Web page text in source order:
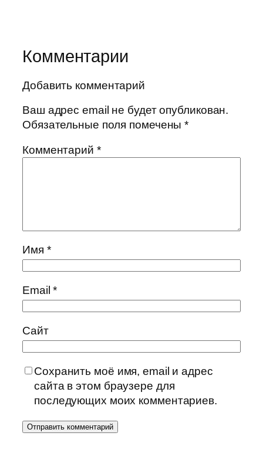
Комментарии
Добавить комментарий
Ваш адрес email не будет опубликован.
Обязательные поля помечены*
Комментарий *
Имя *
Email*
Сайт
Сохранить моё имя, email и адрес
сайта в этом браузере для
последующих моих комментариев.